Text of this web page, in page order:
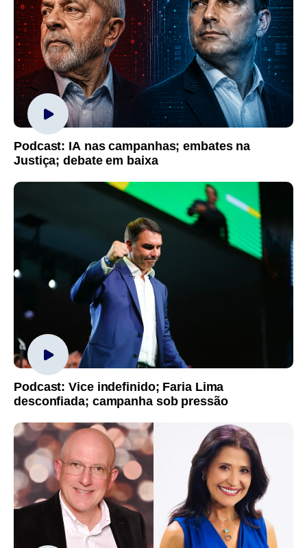
Podcast: IA nas campanhas; embates na
Justiça; debate em baixa
Podcast: Vice indefinido; Faria Lima
desconfiada; campanha sob pressão